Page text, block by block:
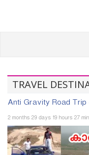
TRAVEL
Anti Gravity Road
2 months 29 days 19 hours 27